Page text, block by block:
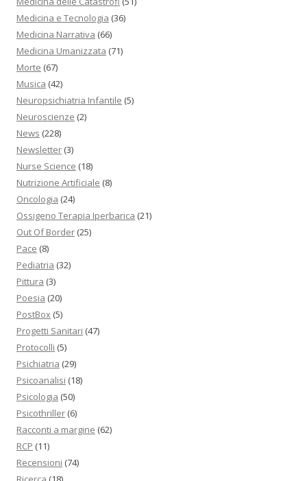
Medicina e Tecnologia (36)
Medicina Narrativa (66)
Medicina Umanizzata (71)
Morte (67)
Musica (42)
Neuropsichiatria Infantile (5)
Neuroscienze (2)
News (228)
Newsletter (3)
Nurse Science (18)
Nutrizione Artificiale (8)
Oncologia (24)
Ossigeno Terapia Iperbarica (21)
Out Of Border (25)
Pace (8)
Pediatria (32)
Pittura (3)
Poesia (20)
PostBox (5)
Progetti Sanitari (47)
Protocolli (5)
Psichiatria (29)
Psicoanalisi (18)
Psicologia (50)
Psicothriller (6)
Racconti a margine (62)
RCP (11)
Recensioni (74)